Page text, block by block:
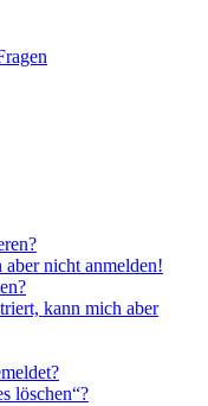
nicht anmelden!
kann mich aber
löschen“?